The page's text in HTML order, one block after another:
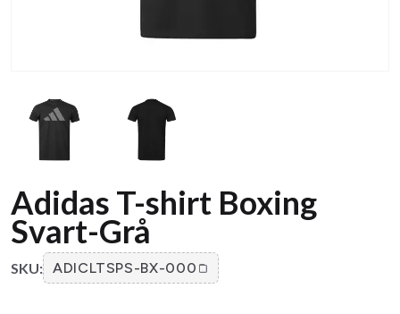
Adidas T-shirt Boxing
Svart-Grå
SKU: ADICLTSPS-BX-000